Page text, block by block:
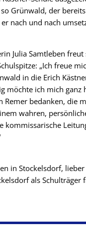
Grünwald, der
nach und nach
Julia Samtleben
„Ich freue
in die Erich
möchte ich mich ganz
Remer bedanken, die
wahren,
kommissarische
in Stockelsdorf,
als Schulträger